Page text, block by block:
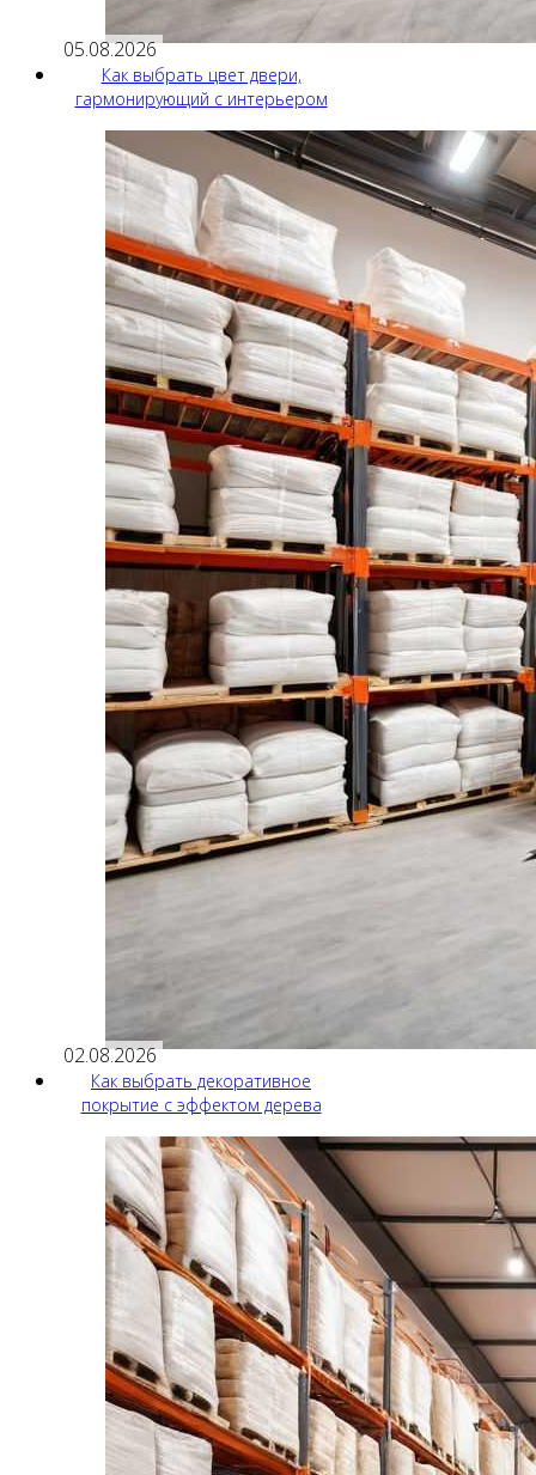
05.08.2026
Как выбрать цвет двери,
гармонирующий с интерьером
02.08.2026
Как выбрать декоративное
покрытие с эффектом дерева